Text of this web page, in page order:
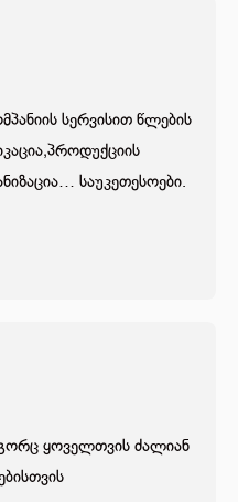
საუკეთესოები.
ყოველთვის ძალიან